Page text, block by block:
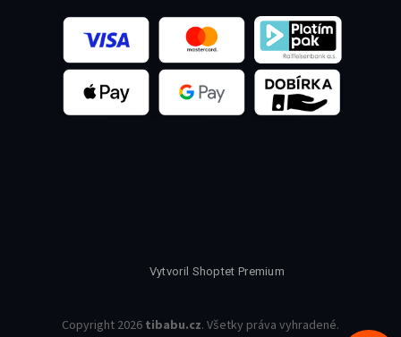
Vytvoril Shoptet Premium
Copyright 2026 tibabu.cz. Všetky práva vyhradené.